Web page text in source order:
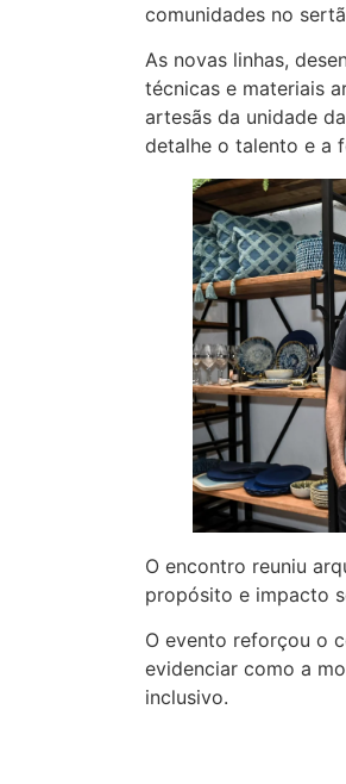
comunidades no
As novas linhas,
técnicas e materiais
artesãs da unidade
detalhe o talento e a
O encontro reuniu
propósito e impacto
O evento reforçou o
evidenciar como a
inclusivo.